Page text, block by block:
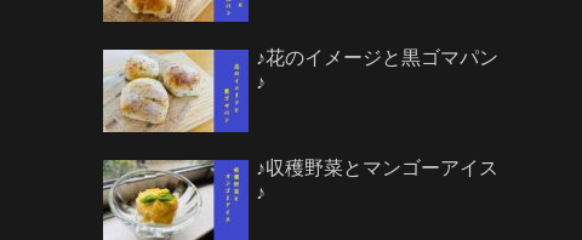
♪花のイメージと黒ゴマパン
♪
♪収穫野菜とマンゴーアイス
♪